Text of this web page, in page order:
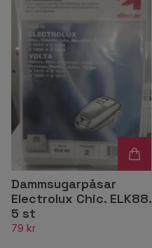
Dammsugarpåsar
Electrolux Chic. ELK88.
5 st
79 kr